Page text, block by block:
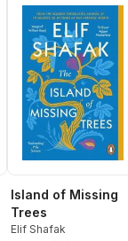
Island of Missing
Trees
Elif Shafak